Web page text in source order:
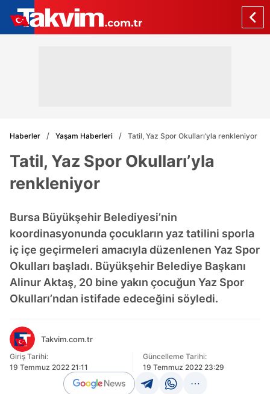
Haberler Yaşam Haberleri Tatil, Yaz Spor Okulları’yla renkleniyor
Tatil, Yaz Spor Okulları’yla
renkleniyor
Bursa Büyükşehir Belediyesi’nin
koordinasyonunda çocukların yaz tatilini sporla
iç içe geçirmeleri amacıyla düzenlenen Yaz Spor
Okulları başladı. Büyükşehir Belediye Başkanı
Alinur Aktaş, 20 bine yakın çocuğun Yaz Spor
Okulları’ndan istifade edeceğini söyledi.
Takvim.com.tr
Giriş Tarihi:
19 Temmuz 2022 21:11
Güncelleme Tarihi:
19 Temmuz 2022 23:29